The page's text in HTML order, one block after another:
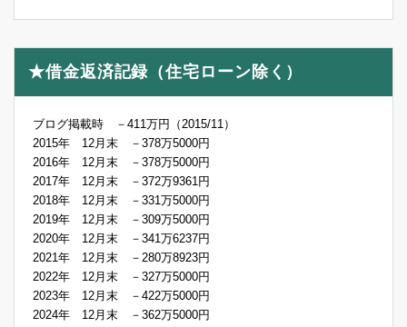
★借金返済記録（住宅ローン除く）
ブログ掲載時 －411万円（2015/11）
2015年 12月末 －378万5000円
2016年 12月末 －378万5000円
2017年 12月末 －372万9361円
2018年 12月末 －331万5000円
2019年 12月末 －309万5000円
2020年 12月末 －341万6237円
2021年 12月末 －280万8923円
2022年 12月末 －327万5000円
2023年 12月末 －422万5000円
2024年 12月末 －362万5000円